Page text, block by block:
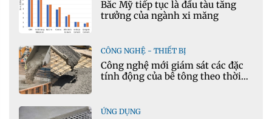
Bắc Mỹ tiếp tục là đầu tàu tăng
trưởng của ngành xi măng
CÔNG NGHỆ - THIẾT BỊ
Công nghệ mới giám sát các đặc
tính động của bê tông theo thời
ỨNG DỤNG